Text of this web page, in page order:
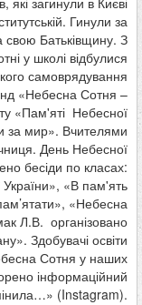
Гинули за
свою Батьківщину. З
у школі відбулися
самоврядування
«Небесна Сотня –
«Пам'яті Небесної
за мир». Вчителями
День Небесної
бесіди по класах:
України», «В пам'ять
«Небесна
Л.В. організовано
Здобувачі освіти
Сотня у наших
інформаційний
(Instagram).